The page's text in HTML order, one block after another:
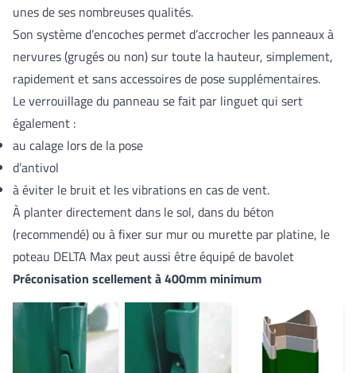
unes de ses nombreuses qualités.
Son système d’encoches permet d’accrocher les panneaux à
nervures (grugés ou non) sur toute la hauteur, simplement,
rapidement et sans accessoires de pose supplémentaires.
Le verrouillage du panneau se fait par linguet qui sert
également :
au calage lors de la pose
d’antivol
à éviter le bruit et les vibrations en cas de vent.
À planter directement dans le sol, dans du béton
(recommendé) ou à fixer sur mur ou murette par platine, le
poteau DELTA Max peut aussi être équipé de bavolet
Préconisation scellement à 400mm minimum